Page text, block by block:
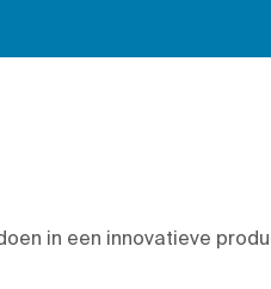
in een innovatieve